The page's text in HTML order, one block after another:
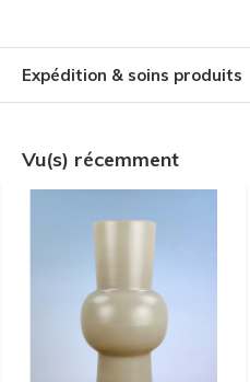
Expédition & soins produits
Vu(s) récemment